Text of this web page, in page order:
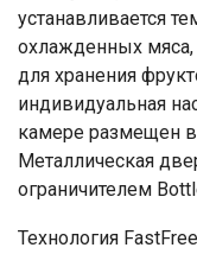
устанавливается
охлажденных
для хранения
индивидуальная
камере размещен
Металлическая
ограничителем
Технология